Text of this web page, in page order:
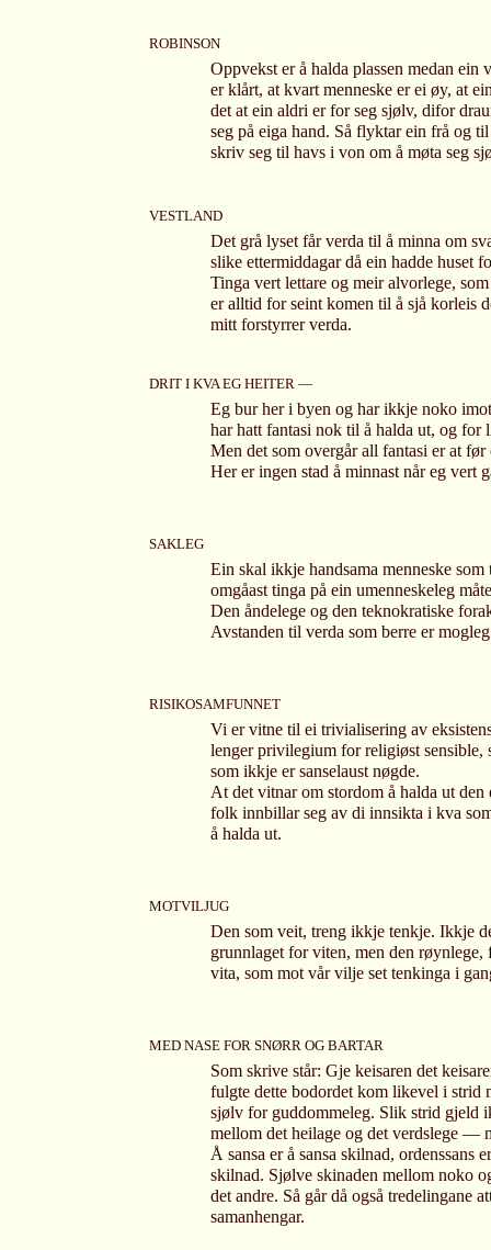
ROBINSON
Oppvekst er å halda plassen medan
er klårt, at kvart menneske er ei øy, at
det at ein aldri er for seg sjølv, difor
seg på eiga hand. Så flyktar ein frå og
skriv seg til havs i von om å møta seg
VESTLAND
Det grå lyset får verda til å minna om
slike ettermiddagar då ein hadde huset
Tinga vert lettare og meir alvorlege,
er alltid for seint komen til å sjå korleis
mitt forstyrrer verda.
DRIT I KVA EG HEITER —
Eg bur her i byen og har ikkje noko
har hatt fantasi nok til å halda ut, og for
Men det som overgår all fantasi er at
Her er ingen stad å minnast når eg vert
SAKLEG
Ein skal ikkje handsama menneske
omgåast tinga på ein umenneskeleg
Den åndelege og den teknokratiske
Avstanden til verda som berre er
RISIKOSAMFUNNET
Vi er vitne til ei trivialisering av
lenger privilegium for religiøst sensible,
som ikkje er sanselaust nøgde.
At det vitnar om stordom å halda ut den
folk innbillar seg av di innsikta i kva
å halda ut.
MOTVILJUG
Den som veit, treng ikkje tenkje. Ikkje
grunnlaget for viten, men den
vita, som mot vår vilje set tenkinga i
MED NASE FOR SNØRR OG BARTAR
Som skrive står: Gje keisaren det
fulgte dette bodordet kom likevel i strid
sjølv for guddommeleg. Slik strid gjeld
mellom det heilage og det verdslege —
Å sansa er å sansa skilnad, ordenssans
skilnad. Sjølve skinaden mellom noko
det andre. Så går då også tredelingane
samanhengar.